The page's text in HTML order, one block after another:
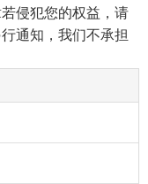
侵犯您的权益，请
通知，我们不承担